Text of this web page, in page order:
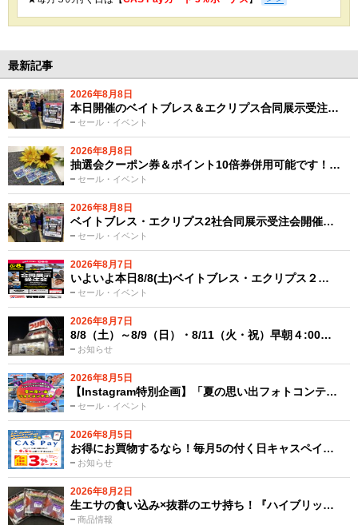
最新記事
2026年8月8日
セール・イベント
本日開催のベイトブレス＆エクリプス合同展示受注…
2026年8月8日
セール・イベント
抽選会クーポン券＆ポイント10倍券併用可能です！…
2026年8月8日
セール・イベント
ベイトブレス・エクリプス2社合同展示受注会開催…
2026年8月7日
セール・イベント
いよいよ本日8/8(土)ベイトブレス・エクリプス２…
2026年8月7日
お知らせ
8/8（土）～8/9（日）・8/11（火・祝）早朝４:00…
2026年8月5日
セール・イベント
【Instagram特別企画】「夏の思い出フォトコンテ…
2026年8月5日
お知らせ
お得にお買物するなら！毎月5の付く日キャスペイ…
2026年8月2日
商品情報
生エサの食い込み×抜群のエサ持ち！『ハイブリッ…